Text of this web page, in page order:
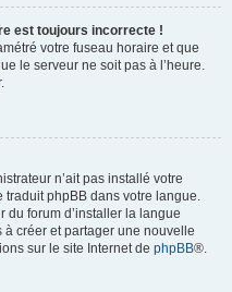
est toujours incorrecte !
votre fuseau horaire et que
le serveur ne soit pas à l’heure.
n’ait pas installé votre
traduit phpBB dans votre langue.
du forum d’installer la langue
à créer et partager une nouvelle
sur le site Internet de phpBB®.